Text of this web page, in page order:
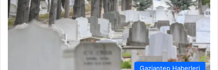
Gaziantep Haberleri